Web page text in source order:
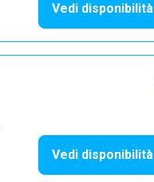
Vedi disponibilità
Vedi disponibilità